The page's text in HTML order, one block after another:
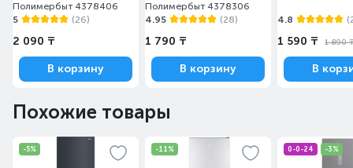
Полимербыт 4378406
5
(26)
2 090 ₸
В корзину
Полимербыт 4378306
4.95
(28)
1 790 ₸
В корзину
4.8
1 590 ₸ 1 890
В
Похожие товары
-5% -11% 0-0-24 -3%